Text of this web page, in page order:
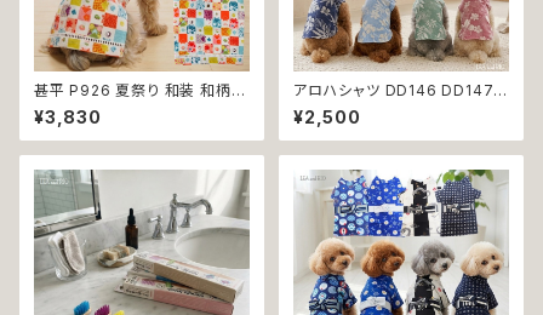
甚平 P926 夏祭り 和装 和柄
古風 伝統 日本 夏 ハンドメイド
ドッグウエア ドックウェア 男の
子 極小 小型犬 犬 猫 ペット 服
洋服 おしゃれ かわいい 可愛い
返品交換不可
¥3,830
アロハシャツ DD146 DD147
DD148 DD149 アロハ トップス
シャツ ヤシの木 ハイビスカス
花柄 小型 中型 犬 犬服 猫 猫服
og おしゃれ かわいい 返品交換
不可
¥2,500